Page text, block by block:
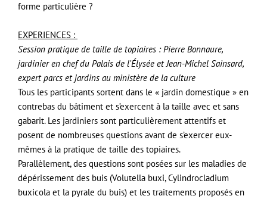
forme particulière ?
EXPERIENCES :
Session pratique de taille de topiaires : Pierre Bonnaure,
jardinier en chef du Palais de l'Élysée et Jean-Michel Sainsard,
expert parcs et jardins au ministère de la culture
Tous les participants sortent dans le « jardin domestique » en
contrebas du bâtiment et s’exercent à la taille avec et sans
gabarit. Les jardiniers sont particulièrement attentifs et
posent de nombreuses questions avant de s’exercer eux-
mêmes à la pratique de taille des topiaires.
Parallèlement, des questions sont posées sur les maladies de
dépérissement des buis (Volutella buxi, Cylindrocladium
buxicola et la pyrale du buis) et les traitements proposés en